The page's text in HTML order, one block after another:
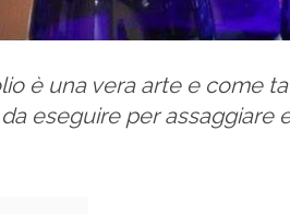
è una vera arte e come
eseguire per assaggiare